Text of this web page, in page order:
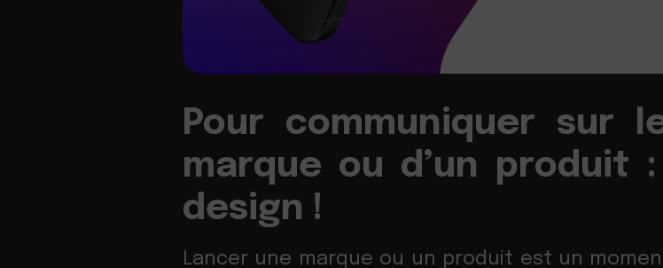
Pour communiquer sur
marque ou d’un produit
design !
Lancer une marque ou un produit est un